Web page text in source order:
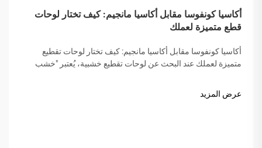
أكاسيا كونفوسا مقابل أكاسيا مانجيم: كيف تختار لوحات
قطع متميزة لعملك
أكاسيا كونفوسا مقابل أكاسيا مانجيم: كيف تختار لوحات تقطيع
متميزة لعملك عند البحث عن لوحات تقطيع خشبية، يُعتبر "خشب
عرض المزيد